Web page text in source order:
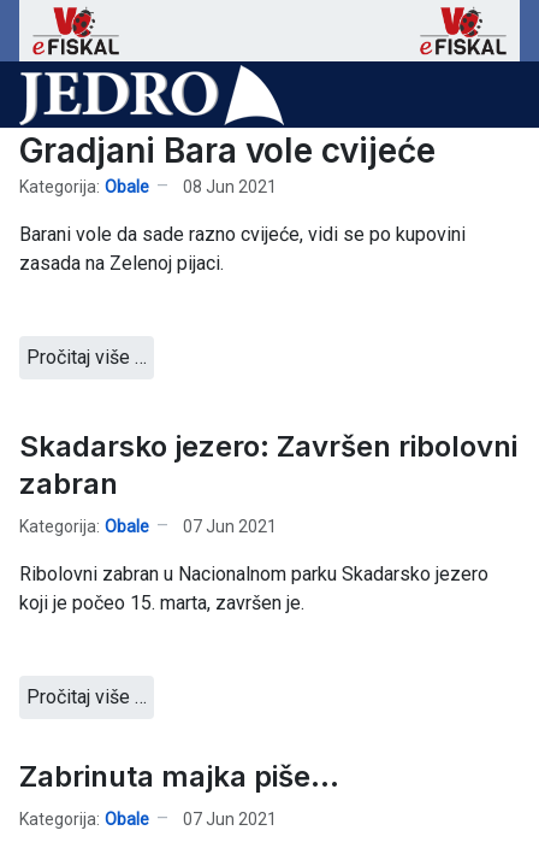
Gradjani Bara vole cvijeće
Kategorija: Obale 08 Jun 2021
Barani vole da sade razno cvijeće, vidi se po kupovini
zasada na Zelenoj pijaci.
Pročitaj više …
Skadarsko jezero: Završen ribolovni
zabran
Kategorija: Obale 07 Jun 2021
Ribolovni zabran u Nacionalnom parku Skadarsko jezero
koji je počeo 15. marta, završen je.
Pročitaj više …
Zabrinuta majka piše...
Kategorija: Obale 07 Jun 2021